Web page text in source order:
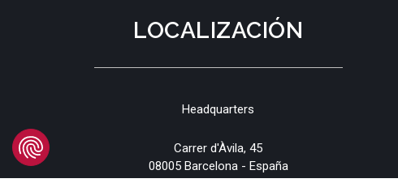
LOCALIZACIÓN
Headquarters
Carrer d'Àvila, 45
08005 Barcelona - España